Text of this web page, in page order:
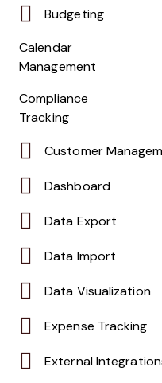
Budgeting
Calendar
Management
Compliance
Tracking
Customer
Dashboard
Data Export
Data Import
Data Visualization
Expense Tracking
External